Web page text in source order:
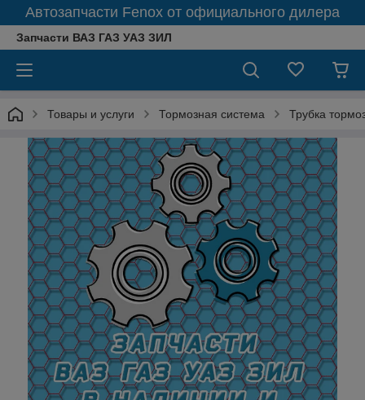
Автозапчасти Fenox от официального дилера
Запчасти ВАЗ ГАЗ УАЗ ЗИЛ
Товары и услуги Тормозная система Трубка